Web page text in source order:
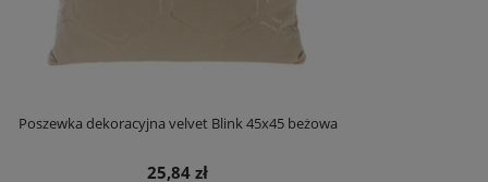
Poszewka dekoracyjna velvet Blink 45x45 beżowa
25,84 zł